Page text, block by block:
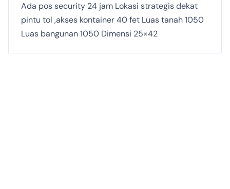
Ada pos security 24 jam Lokasi strategis dekat
pintu tol ,akses kontainer 40 fet Luas tanah 1050
Luas bangunan 1050 Dimensi 25×42